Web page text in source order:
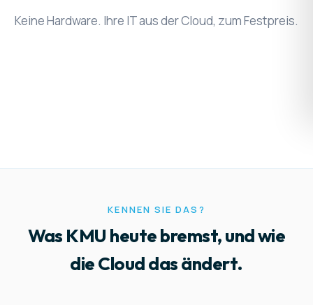
Keine Hardware. Ihre IT aus der Cloud, zum Festpreis.
KENNEN SIE DAS?
Was KMU heute bremst, und wie
die Cloud das ändert.